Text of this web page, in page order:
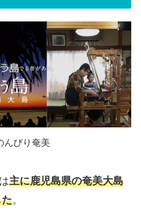
んびり奄美
主に鹿児島県の奄美大島
。